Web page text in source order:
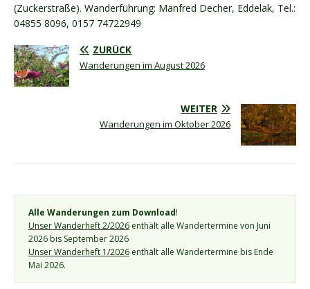
(Zuckerstraße). Wanderführung: Manfred Decher, Eddelak, Tel.:
04855 8096, 0157 74722949
ZURÜCK
Wanderungen im August 2026
WEITER
Wanderungen im Oktober 2026
Alle Wanderungen zum Download!
Unser Wanderheft 2/2026 enthält alle Wandertermine von Juni
2026 bis September 2026
Unser Wanderheft 1/2026 enthält alle Wandertermine bis Ende
Mai 2026.